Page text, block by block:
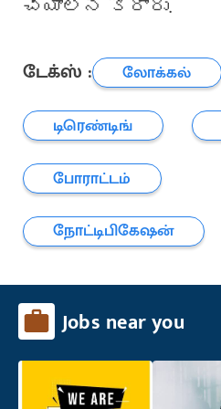
చేయాలని కోరారు.
டேக்ஸ் :
லோக்கல்
டிரெண்டிங்
போராட்டம்
நோட்டிபிகேஷன்
Jobs near you